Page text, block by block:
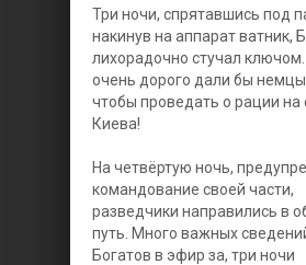
Три ночи, спрятавшись под
накинув на аппарат ватник,
лихорадочно стучал
очень дорого дали бы немцы
чтобы проведать о рации на
Киева!
На четвёртую ночь,
командование своей части,
разведчики направились в
путь. Много важных
Богатов в эфир за, три ночи